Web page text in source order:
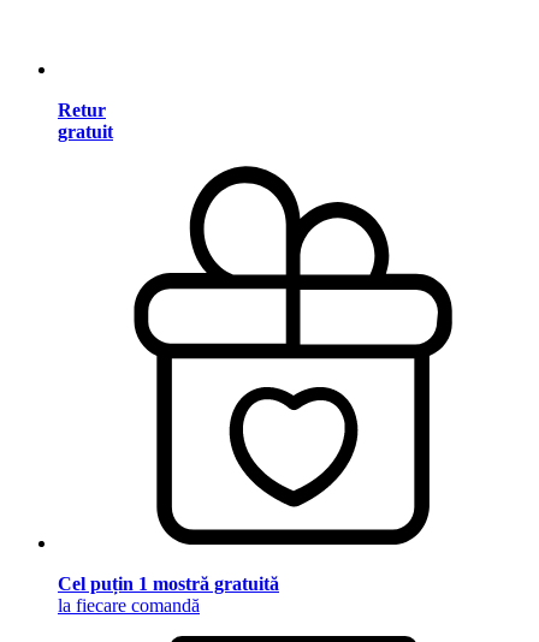
Retur
gratuit
Cel puțin 1 mostră gratuită
la fiecare comandă